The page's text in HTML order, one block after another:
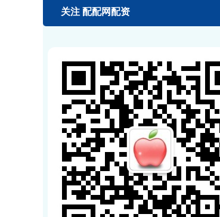
关注 配配网配资